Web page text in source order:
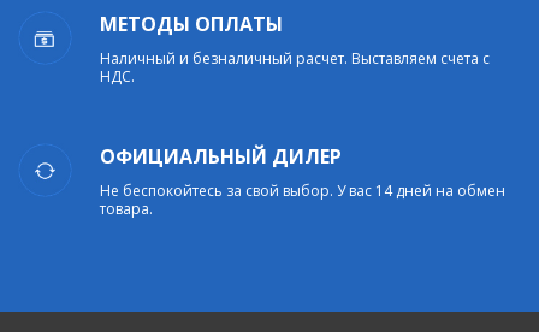
МЕТОДЫ ОПЛАТЫ
Наличный и безналичный расчет. Выставляем счета с
НДС.
ОФИЦИАЛЬНЫЙ ДИЛЕР
Не беспокойтесь за свой выбор. У вас 14 дней на обмен
товара.